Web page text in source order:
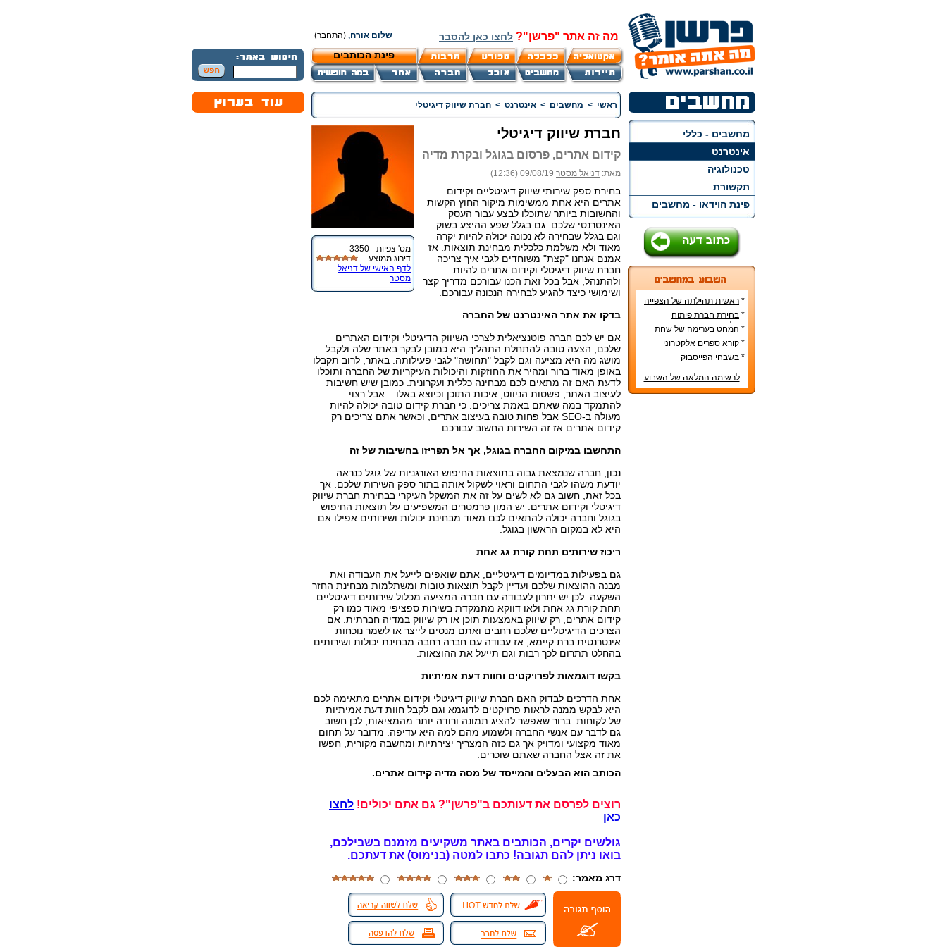
מה זה אתר "פרשן"? לחצו כאן להסבר שלום אורח, (התחבר)
פינת הכותבים
מחשבים - כללי
אינטרנט
טכנולוגיה
תקשורת
פינת הוידאו - מחשבים
* ראשית תהילתה של הצפייה
הישירה ברשת האינטרנט
* בחירת חברת פיתוח
אפליקציות – טיפים שימושיים
* המחט בערימה של שחת
* קורא ספרים אלקטרוני
* בשבחי הפייסבוק
לרשימה המלאה של השבוע
ראשי > מחשבים > אינטרנט > חברת שיווק דיגיטלי
מס' צפיות - 3350
דירוג ממוצע -
לדף האישי של דניאל
מסטר
חברת שיווק דיגיטלי
קידום אתרים, פרסום בגוגל ובקרת מדיה
מאת: דניאל מסטר 09/08/19 (12:36)
בחירת ספק שירותי שיווק דיגיטליים וקידום
אתרים היא אחת ממשימות מיקור החוץ הקשות
והחשובות ביותר שתוכלו לבצע עבור העסק
האינטרנטי שלכם. גם בגלל שפע ההיצע בשוק
וגם בגלל שבחירה לא נכונה יכולה להיות יקרה
מאוד ולא משלמת כלכלית מבחינת תוצאות. אז
אמנם אנחנו "קצת" משוחדים לגבי איך צריכה
חברת שיווק דיגיטלי וקידום אתרים להיות
ולהתנהל, אבל בכל זאת הכנו עבורכם מדריך קצר
ושימושי כיצד להגיע לבחירה הנכונה עבורכם.
בדקו את אתר האינטרנט של החברה
אם יש לכם חברה פוטנציאלית לצרכי השיווק הדיגיטלי וקידום האתרים
שלכם, הצעה טובה להתחלת התהליך היא כמובן לבקר באתר שלה ולקבל
מושג מה היא מציעה וגם לקבל "תחושה" לגבי פעילותה. באתר, לרוב תקבלו
באופן מאוד ברור ומהיר את החוזקות והיכולות העיקריות של החברה ותוכלו
לדעת האם זה מתאים לכם מבחינה כללית ועקרונית. כמובן שיש חשיבות
לעיצוב האתר, פשטות הניווט, איכות התוכן וכיוצא באלו – אבל רצוי
להתמקד במה שאתם באמת צריכים. כי חברת קידום טובה יכולה להיות
מעולה ב-SEO אבל פחות טובה בעיצוב אתרים, וכאשר אתם צריכים רק
קידום אתרים אז זה השירות החשוב עבורכם.
התחשבו במיקום החברה בגוגל, אך אל תפריזו בחשיבות של זה
נכון, חברה שנמצאת גבוה בתוצאות החיפוש האורגניות של גוגל כנראה
יודעת משהו לגבי התחום וראוי לשקול אותה בתור ספק השירות שלכם. אך
בכל זאת, חשוב גם לא לשים על זה את המשקל העיקרי בבחירת חברת שיווק
דיגיטלי וקידום אתרים. יש המון פרמטרים המשפיעים על תוצאות החיפוש
בגוגל וחברה יכולה להתאים לכם מאוד מבחינת יכולות ושירותים אפילו אם
היא לא במקום הראשון בגוגל.
ריכוז שירותים תחת קורת גג אחת
גם בפעילות במדיומים דיגיטליים, אתם שואפים לייעל את העבודה ואת
מבנה ההוצאות שלכם ועדיין לקבל תוצאות טובות ומשתלמות מבחינת החזר
השקעה. לכן יש יתרון לעבודה עם חברה המציעה מכלול שירותים דיגיטליים
תחת קורת גג אחת ולאו דווקא מתמקדת בשירות ספציפי מאוד כמו רק
קידום אתרים, רק שיווק באמצעות תוכן או רק שיווק במדיה חברתית. אם
הצרכים הדיגיטליים שלכם רחבים ואתם מנסים לייצר או לשמר נוכחות
אינטרנטית ברת קיימא, אז עבודה עם חברה רחבה מבחינת יכולות ושירותים
בהחלט תתרום לכך רבות וגם תייעל את ההוצאות.
בקשו דוגמאות לפרויקטים וחוות דעת אמיתיות
אחת הדרכים לבדוק האם חברת שיווק דיגיטלי וקידום אתרים מתאימה לכם
היא לבקש ממנה לראות פרויקטים לדוגמא וגם לקבל חוות דעת אמיתיות
של לקוחות. ברור שאפשר להציג תמונה ורודה יותר מהמציאות, לכן חשוב
גם לדבר עם אנשי החברה ולשמוע מהם למה היא עדיפה. מדובר על תחום
מאוד מקצועי ומדויק אך גם כזה המצריך יצירתיות ומחשבה מקורית, חפשו
את זה אצל החברה שאתם שוכרים.
הכותב הוא הבעלים והמייסד של מסה מדיה קידום אתרים.
רוצים לפרסם את דעותכם ב"פרשן"? גם אתם יכולים! לחצו
כאן
גולשים יקרים, הכותבים באתר משקיעים מזמנם בשבילכם,
בואו ניתן להם תגובה! כתבו למטה (בנימוס) את דעתכם.
דרג מאמר: